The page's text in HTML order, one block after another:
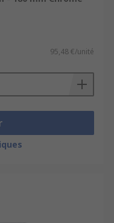
95,48 €/unité